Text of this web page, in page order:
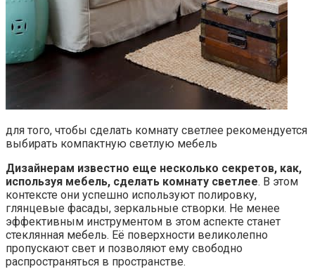
для того, чтобы сделать комнату светлее рекомендуется
выбирать компактную светлую мебель
Дизайнерам известно еще несколько секретов, как,
используя мебель, сделать комнату светлее. В этом
контексте они успешно используют полировку,
глянцевые фасады, зеркальные створки. Не менее
эффективным инструментом в этом аспекте станет
стеклянная мебель. Её поверхности великолепно
пропускают свет и позволяют ему свободно
распространяться в пространстве.